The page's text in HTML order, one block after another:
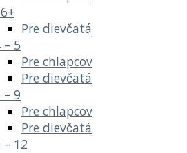
Pre dievčatá
– 5
Pre chlapcov
Pre dievčatá
– 9
Pre chlapcov
Pre dievčatá
– 12